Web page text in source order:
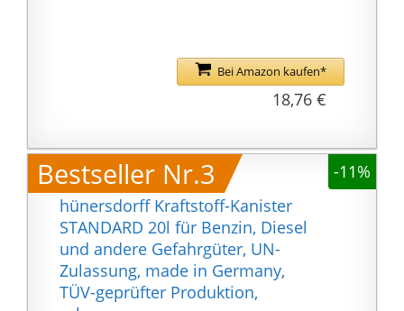
Bei Amazon kaufen*
18,76 €
Bestseller Nr.3
-11%
hünersdorff Kraftstoff-Kanister
STANDARD 20l für Benzin, Diesel
und andere Gefahrgüter, UN-
Zulassung, made in Germany,
TÜV-geprüfter Produktion,